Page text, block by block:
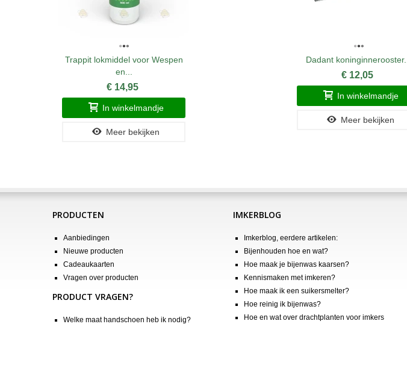
Trappit lokmiddel voor Wespen
en...
€ 14,95
In winkelmandje
Meer bekijken
Dadant koninginnerooster...
€ 12,05
In winkelmandje
Meer bekijken
PRODUCTEN
Aanbiedingen
Nieuwe producten
Cadeaukaarten
Vragen over producten
PRODUCT VRAGEN?
Welke maat handschoen heb ik nodig?
IMKERBLOG
Imkerblog, eerdere artikelen:
Bijenhouden hoe en wat?
Hoe maak je bijenwas kaarsen?
Kennismaken met imkeren?
Hoe maak ik een suikersmelter?
Hoe reinig ik bijenwas?
Hoe en wat over drachtplanten voor imkers